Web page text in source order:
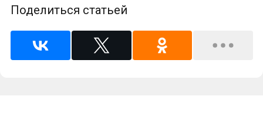
Поделиться статьей